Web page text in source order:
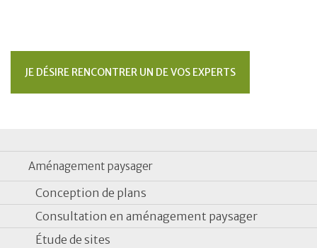
JE DÉSIRE RENCONTRER UN DE VOS EXPERTS
Aménagement paysager
Conception de plans
Consultation en aménagement paysager
Étude de sites